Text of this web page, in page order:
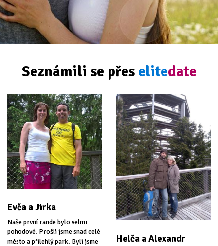
Seznámili se přes elitedate
Evča a Jirka
Naše první rande bylo velmi
pohodové. Prošli jsme snad celé
město a přilehlý park. Byli jsme
Helča a Alexandr